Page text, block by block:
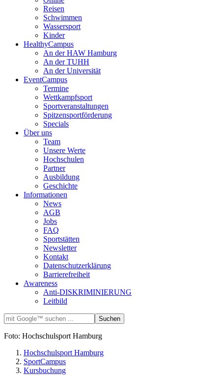
Reisen
Schwimmen
Wassersport
Kinder
HealthyCampus
An der HAW Hamburg
An der TUHH
An der Universität
EventCampus
Termine
Wettkampfsport
Sportveranstaltungen
Spitzensportförderung
Specials
Über uns
Team
Unsere Werte
Hochschulen
Partner
Ausbildung
Geschichte
Informationen
News
AGB
Jobs
FAQ
Sportstätten
Newsletter
Kontakt
Datenschutzerklärung
Barrierefreiheit
Awareness
Anti-DISKRIMINIERUNG
Leitbild
Foto: Hochschulsport Hamburg
Hochschulsport Hamburg
SportCampus
Kursbuchung